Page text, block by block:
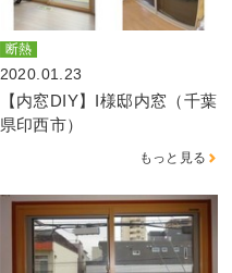
断熱
2020.01.23
【内窓DIY】I様邸内窓（千葉
県印西市）
もっと見る